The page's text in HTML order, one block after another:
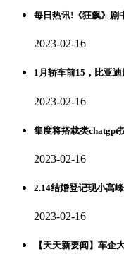
每日热讯!《狂飙》剧
2023-02-16
1月轿车前15，比亚
2023-02-16
集度将搭载类chatgpt
2023-02-16
2.14结婚登记现小高
2023-02-16
【天天新要闻】车企